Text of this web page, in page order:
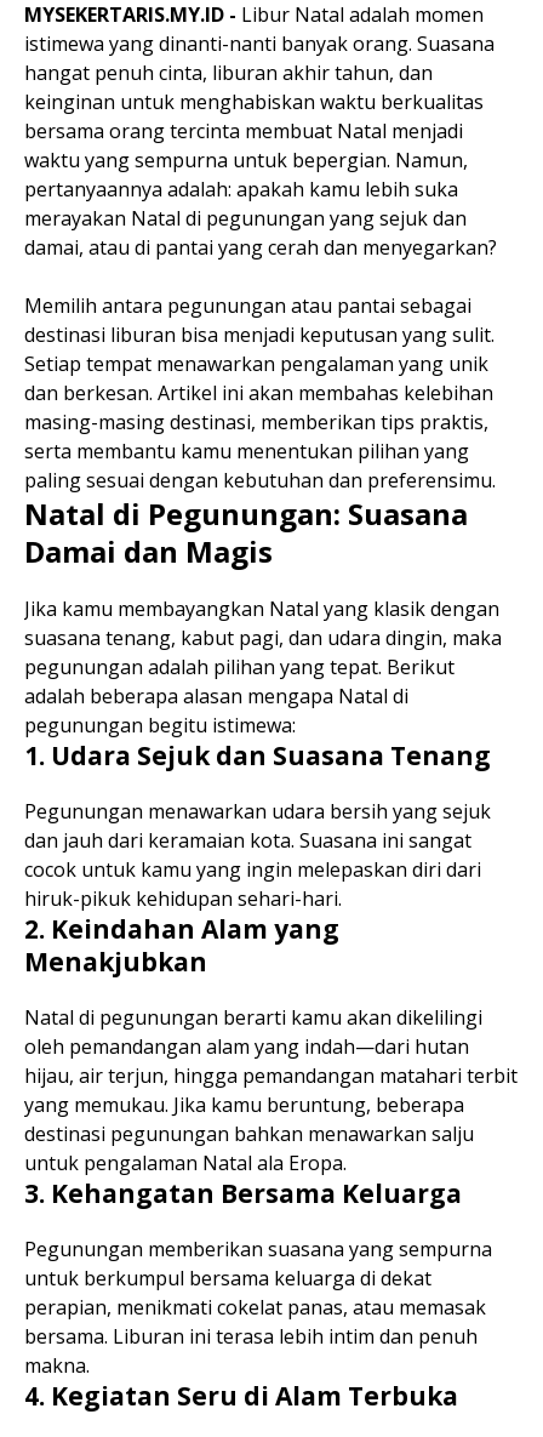
MYSEKERTARIS.MY.ID - Libur Natal adalah momen
istimewa yang dinanti-nanti banyak orang. Suasana
hangat penuh cinta, liburan akhir tahun, dan
keinginan untuk menghabiskan waktu berkualitas
bersama orang tercinta membuat Natal menjadi
waktu yang sempurna untuk bepergian. Namun,
pertanyaannya adalah: apakah kamu lebih suka
merayakan Natal di pegunungan yang sejuk dan
damai, atau di pantai yang cerah dan menyegarkan?
Memilih antara pegunungan atau pantai sebagai
destinasi liburan bisa menjadi keputusan yang sulit.
Setiap tempat menawarkan pengalaman yang unik
dan berkesan. Artikel ini akan membahas kelebihan
masing-masing destinasi, memberikan tips praktis,
serta membantu kamu menentukan pilihan yang
paling sesuai dengan kebutuhan dan preferensimu.
Natal di Pegunungan: Suasana
Damai dan Magis
Jika kamu membayangkan Natal yang klasik dengan
suasana tenang, kabut pagi, dan udara dingin, maka
pegunungan adalah pilihan yang tepat. Berikut
adalah beberapa alasan mengapa Natal di
pegunungan begitu istimewa:
1. Udara Sejuk dan Suasana Tenang
Pegunungan menawarkan udara bersih yang sejuk
dan jauh dari keramaian kota. Suasana ini sangat
cocok untuk kamu yang ingin melepaskan diri dari
hiruk-pikuk kehidupan sehari-hari.
2. Keindahan Alam yang
Menakjubkan
Natal di pegunungan berarti kamu akan dikelilingi
oleh pemandangan alam yang indah—dari hutan
hijau, air terjun, hingga pemandangan matahari terbit
yang memukau. Jika kamu beruntung, beberapa
destinasi pegunungan bahkan menawarkan salju
untuk pengalaman Natal ala Eropa.
3. Kehangatan Bersama Keluarga
Pegunungan memberikan suasana yang sempurna
untuk berkumpul bersama keluarga di dekat
perapian, menikmati cokelat panas, atau memasak
bersama. Liburan ini terasa lebih intim dan penuh
makna.
4. Kegiatan Seru di Alam Terbuka